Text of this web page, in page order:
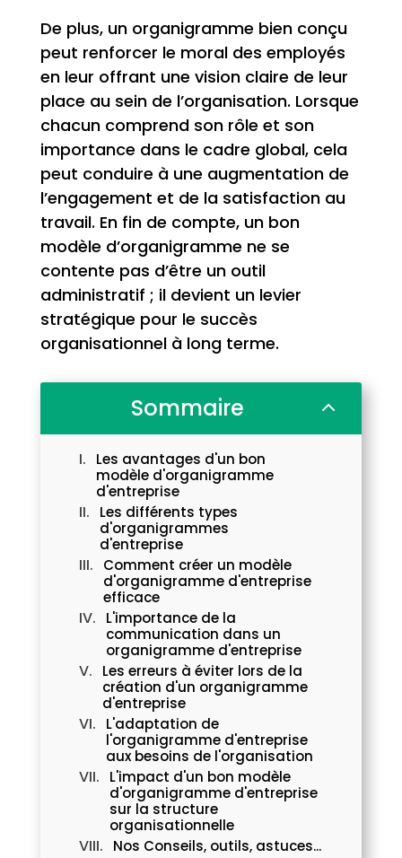
De plus, un organigramme bien conçu
peut renforcer le moral des employés
en leur offrant une vision claire de leur
place au sein de l’organisation. Lorsque
chacun comprend son rôle et son
importance dans le cadre global, cela
peut conduire à une augmentation de
l’engagement et de la satisfaction au
travail. En fin de compte, un bon
modèle d’organigramme ne se
contente pas d’être un outil
administratif ; il devient un levier
stratégique pour le succès
organisationnel à long terme.
Sommaire 2
Les avantages d'un bon
modèle d'organigramme
d'entreprise
Les différents types
d'organigrammes
d'entreprise
Comment créer un modèle
d'organigramme d'entreprise
efficace
L'importance de la
communication dans un
organigramme d'entreprise
Les erreurs à éviter lors de la
création d'un organigramme
d'entreprise
L'adaptation de
l'organigramme d'entreprise
aux besoins de l'organisation
L'impact d'un bon modèle
d'organigramme d'entreprise
sur la structure
organisationnelle
Nos Conseils, outils, astuces...